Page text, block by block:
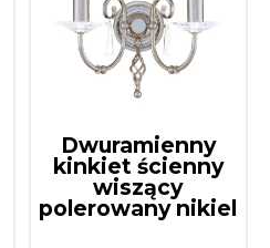
Dwuramienny
kinkiet ścienny
wiszący
polerowany nikiel